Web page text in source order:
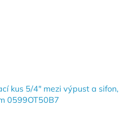
kus 5/4" mezi výpust a sifon,
0599OT50B7